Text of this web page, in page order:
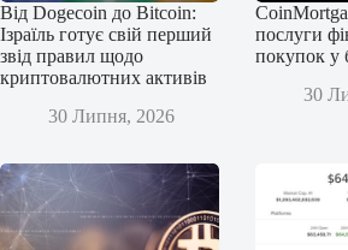
Від Dogecoin до Bitcoin:
Ізраїль готує свій перший
звід правил щодо
криптовалютних активів
30 Липня, 2026
послуги
покупок у
30